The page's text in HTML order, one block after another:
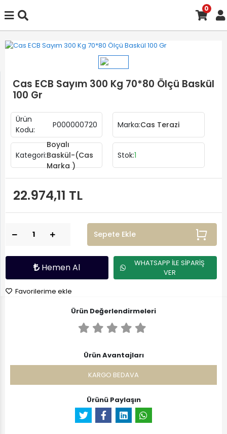
0
Cas ECB Sayım 300 Kg 70*80 Ölçü Baskül
100 Gr
Ürün
Kodu:
P000000720 Marka:Cas Terazi
Kategori:
Boyalı
Baskül-(Cas
Marka )
Stok:1
22.974,11 TL
Sepete Ekle
Hemen Al
WHATSAPP İLE SİPARİŞ
VER
Favorilerime ekle
Ürün Değerlendirmeleri
Ürün Avantajları
KARGO BEDAVA
Ürünü Paylaşın